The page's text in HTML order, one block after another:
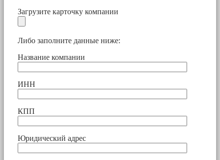
Загрузите карточку компании
Либо заполните данные ниже:
Название компании
ИНН
КПП
Юридический адрес